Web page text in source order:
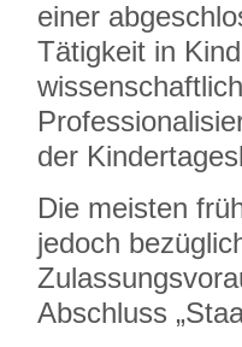
einer
Tätigkeit in
der
Die meisten
jedoch
Abschluss